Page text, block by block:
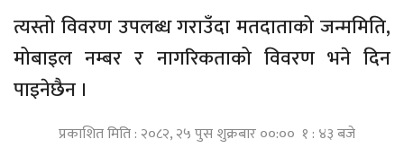
त्यस्तो विवरण उपलब्ध गराउँदा मतदाताको जन्ममिति,
मोबाइल नम्बर र नागरिकताको विवरण भने दिन
पाइनेछैन ।
प्रकाशित मिति : २०८२, २५ पुस शुक्रबार ००:०० १ : ४३ बजे